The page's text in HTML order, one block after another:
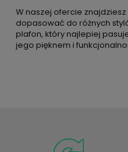
W naszej ofercie
dopasować do różnych
plafon, który najlepiej
jego pięknem i